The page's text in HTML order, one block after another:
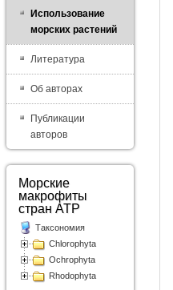
Использование
морских растений
Литература
Об авторах
Публикации
авторов
Морские
макрофиты
стран АТР
Таксономия
Chlorophyta
Ochrophyta
Rhodophyta